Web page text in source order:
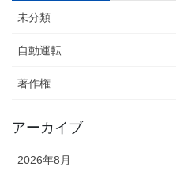
未分類
自動運転
著作権
アーカイブ
2026年8月